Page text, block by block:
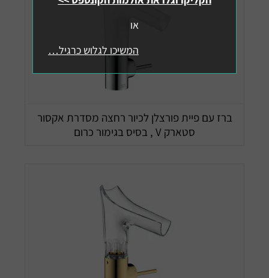
ברז עם פיית פורצלן לכיור רחצה מסדרת אקסור
סטארק V , בסיס בגימור כרום
או
המשיכו לגלוש כרגיל…